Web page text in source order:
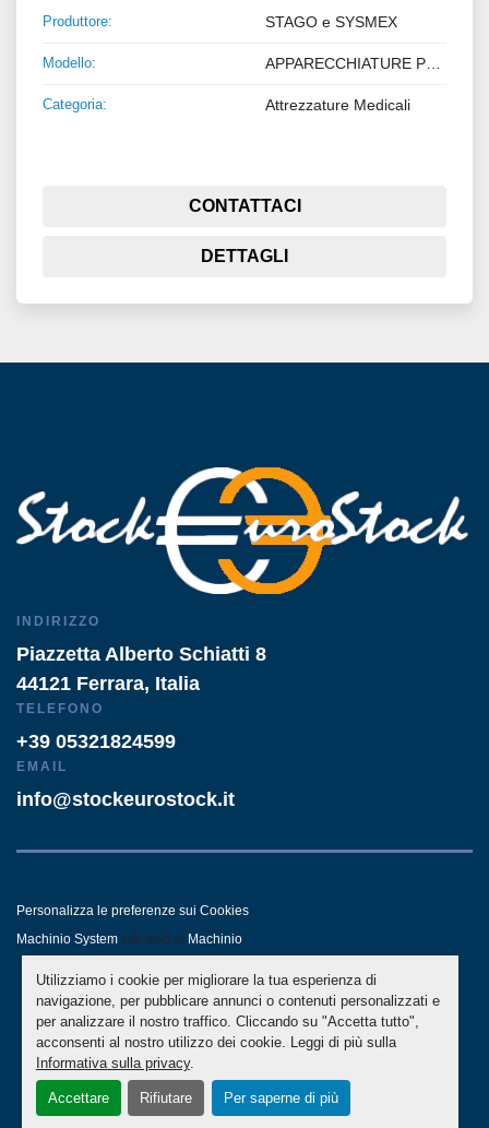
Utilizziamo i cookie per migliorare la tua esperienza di
navigazione, per pubblicare annunci o contenuti personalizzati e
per analizzare il nostro traffico. Cliccando su "Accetta tutto",
acconsenti al nostro utilizzo dei cookie. Leggi di più sulla
Informativa sulla privacy.
Accettare Rifiutare Per saperne di più
Produttore: STAGO e SYSMEX
Modello: APPARECCHIATURE PER COAGULAZIONE
Categoria: Attrezzature Medicali
CONTATTACI
DETTAGLI
INDIRIZZO
Piazzetta Alberto Schiatti 8
44121 Ferrara, Italia
TELEFONO
+39 05321824599
EMAIL
info@stockeurostock.it
Personalizza le preferenze sui Cookies
Machinio System sito web di Machinio
- LINKEDIN - WHATSAPP